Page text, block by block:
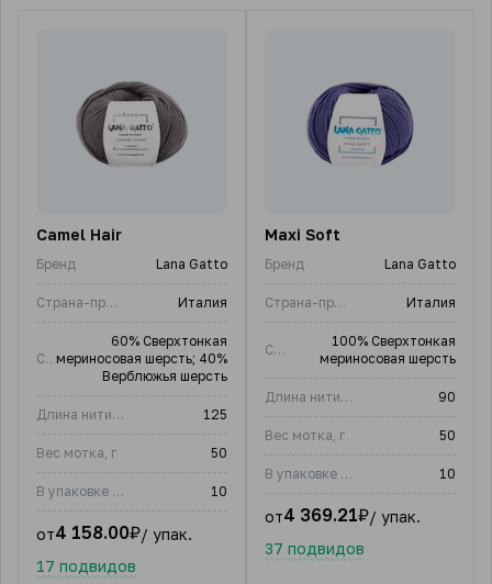
Camel Hair
Бренд Lana Gatto
Страна-производитель Италия
Состав
60% Сверхтонкая
мериносовая шерсть; 40%
Верблюжья шерсть
Длина нити, м 125
Вес мотка, г 50
В упаковке (шт) 10
от4 158.00₽/ упак.
17 подвидов
Maxi Soft
Бренд Lana Gatto
Страна-производитель Италия
Состав
100% Сверхтонкая
мериносовая шерсть
Длина нити, м 90
Вес мотка, г 50
В упаковке (шт) 10
от4 369.21₽/ упак.
37 подвидов